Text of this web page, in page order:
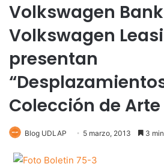
Volkswagen
Volkswagen
presentan
Colección de Arte
Blog UDLAP 5 marzo, 2013 3